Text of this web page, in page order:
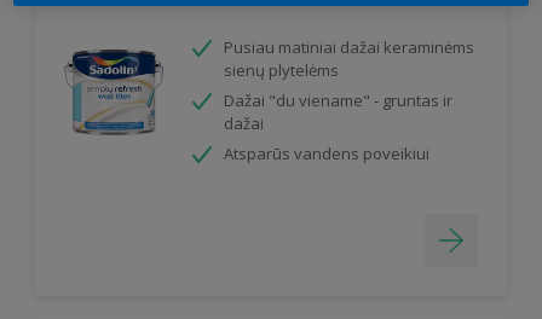
Pusiau matiniai dažai keraminėms
sienų plytelėms
Dažai "du viename" - gruntas ir
dažai
Atsparūs vandens poveikiui